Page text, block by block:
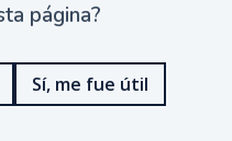
página?
Sí, me fue útil